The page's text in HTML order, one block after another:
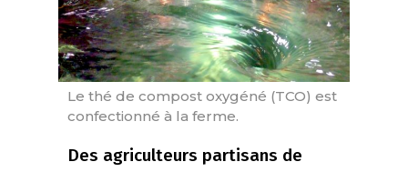
Le thé de compost oxygéné (TCO) est
confectionné à la ferme.
Des agriculteurs partisans de